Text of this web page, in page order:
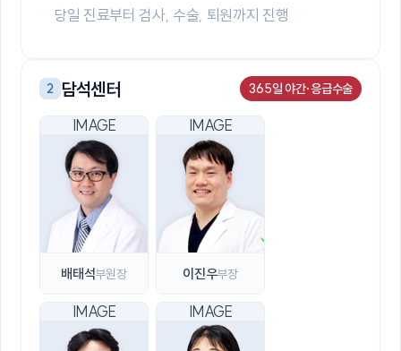
당일 진료부터 검사, 수술, 퇴원까지 진행
2 담석센터 365일 야간·응급수술
배태석부원장 이진우부장